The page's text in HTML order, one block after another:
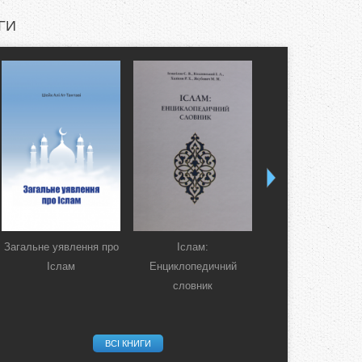
Загальне уявлення про
Іслам
Іслам:
Енциклопедичний
словник
Коран.
ВСІ КНИГИ